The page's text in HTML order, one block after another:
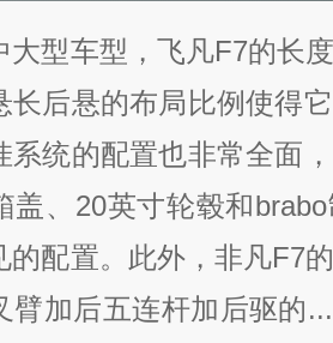
大型车型，飞凡F7的长
长后悬的布局比例使得
系统的配置也非常全面
盖、20英寸轮毂和
的配置。此外，非凡F7
臂加后五连杆加后驱的...